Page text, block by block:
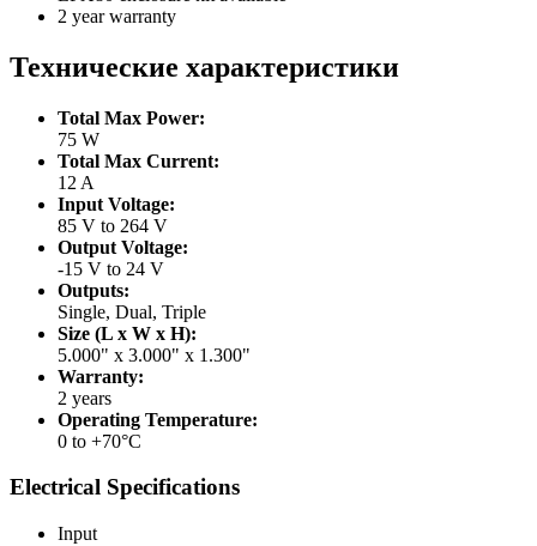
2 year warranty
Технические характеристики
Total Max Power:
75 W
Total Max Current:
12 A
Input Voltage:
85 V to 264 V
Output Voltage:
-15 V to 24 V
Outputs:
Single, Dual, Triple
Size (L x W x H):
5.000" x 3.000" x 1.300"
Warranty:
2 years
Operating Temperature:
0 to +70°C
Electrical Specifications
Input